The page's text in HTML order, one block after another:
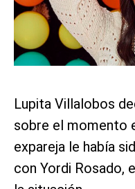
Lupita Villalobos
sobre el momento
expareja le había
con Yordi Rosado,